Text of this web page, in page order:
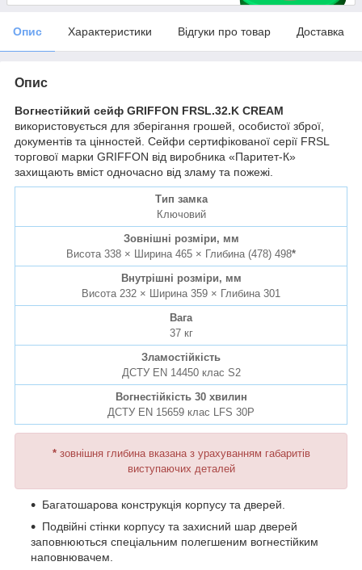
Опис Характеристики Відгуки про товар Доставка
Опис
Вогнестійкий сейф GRIFFON FRSL.32.K CREAM
використовується для зберігання грошей, особистої зброї,
документів та цінностей. Сейфи сертифікованої серії FRSL
торгової марки GRIFFON від виробника «Паритет-К»
захищають вміст одночасно від зламу та пожежі.
Тип замка
Ключовий
Зовнішні розміри, мм
Висота 338 × Ширина 465 × Глибина (478) 498*
Внутрішні розміри, мм
Висота 232 × Ширина 359 × Глибина 301
Вага
37 кг
Зламостійкість
ДСТУ EN 14450 клас S2
Вогнестійкість 30 хвилин
ДСТУ EN 15659 клас LFS 30P
*зовнішня глибина вказана з урахуванням габаритів
виступаючих деталей
Багатошарова конструкція корпусу та дверей.
Подвійні стінки корпусу та захисний шар дверей
заповнюються спеціальним полегшеним вогнестійким
наповнювачем.